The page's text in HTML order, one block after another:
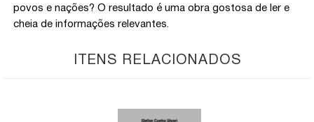
povos e nações? O resultado é uma obra gostosa de ler e
cheia de informações relevantes.
ITENS RELACIONADOS